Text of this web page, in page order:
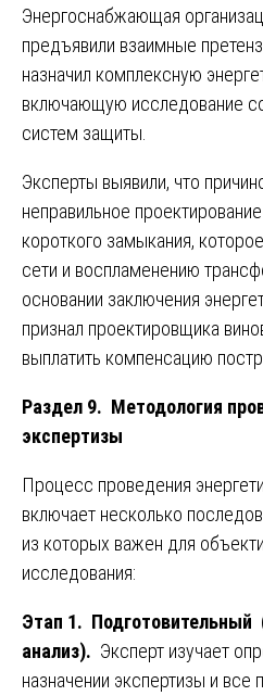
Энергоснабжающая
предъявили взаимные
назначил комплексную
включающую исследование
систем защиты.
Эксперты выявили, что
неправильное
короткого замыкания,
сети и воспламенению
основании заключения
признал проектировщика
выплатить компенсацию
Раздел 9. Методология
экспертизы
Процесс проведения
включает несколько
из которых важен для
исследования:
Этап 1.
анализ). Эксперт изучает
назначении экспертизы и